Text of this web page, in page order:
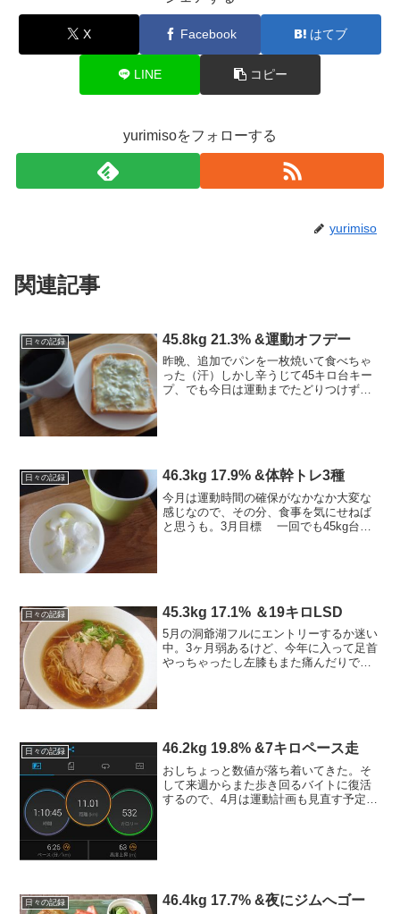
X Facebook はてブ
LINE コピー
yurimisoをフォローする
yurimiso
関連記事
日々の記録 45.8kg 21.3% &運動オフデー
昨晩、追加でパンを一枚焼いて食べちゃ
った（汗）しかし辛うじて45キロ台キー
プ、でも今日は運動までたどりつけず。
日々の記録 46.3kg 17.9% &体幹トレ3種
今月は運動時間の確保がなかなか大変な
感じなので、その分、食事を気にせねば
と思うも。3月目標 一回でも45kg台を
日々の記録 45.3kg 17.1% ＆19キロLSD
5月の洞爺湖フルにエントリーするか迷い
中。3ヶ月弱あるけど、今年に入って足首
やっちゃったし左膝もまた痛んだりで迷
日々の記録 46.2kg 19.8% &7キロペース走
おしちょっと数値が落ち着いてきた。そ
して来週からまた歩き回るバイトに復活
するので、4月は運動計画も見直す予定。
日々の記録 46.4kg 17.7% &夜にジムへゴー